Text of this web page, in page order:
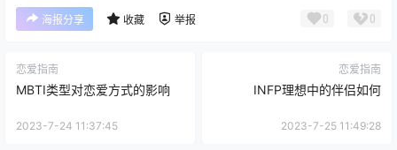
海报分享 收藏 举报 0 0
恋爱指南
MBTI类型对恋爱方式的影响
2023-7-24 11:37:45
恋爱指南
INFP理想中的伴侣如何
2023-7-25 11:49:28